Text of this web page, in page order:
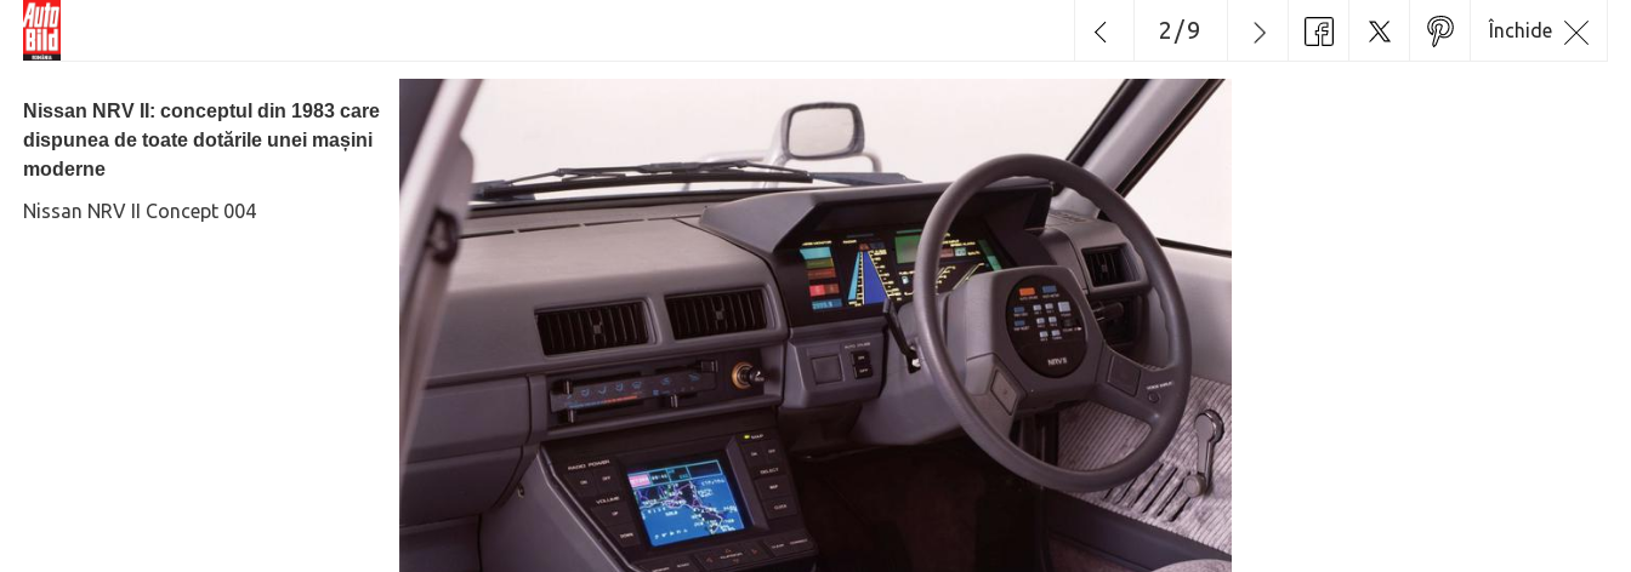
Nissan NRV II: conceptul din 1983 care
dispunea de toate dotările unei mașini
moderne
Nissan NRV II Concept 004
Închide
2 /9